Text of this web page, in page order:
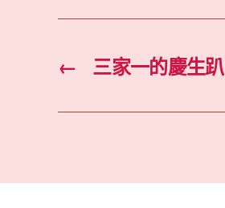
← 三家一的慶生趴